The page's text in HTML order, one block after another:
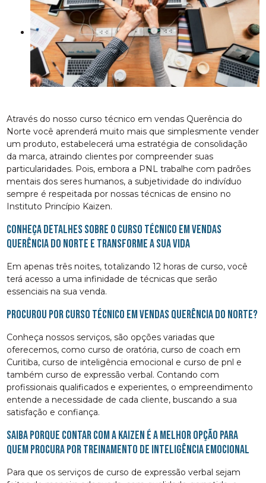
Através do nosso curso técnico em vendas Querência do
Norte você aprenderá muito mais que simplesmente vender
um produto, estabelecerá uma estratégia de consolidação
da marca, atraindo clientes por compreender suas
particularidades. Pois, embora a PNL trabalhe com padrões
mentais dos seres humanos, a subjetividade do indivíduo
sempre é respeitada por nossas técnicas de ensino no
Instituto Princípio Kaizen.
Conheça detalhes sobre o curso técnico em vendas
Querência do Norte e transforme a sua vida
Em apenas três noites, totalizando 12 horas de curso, você
terá acesso a uma infinidade de técnicas que serão
essenciais na sua venda.
Procurou por curso técnico em vendas Querência do Norte?
Conheça nossos serviços, são opções variadas que
oferecemos, como curso de oratória, curso de coach em
Curitiba, curso de inteligência emocional e curso de pnl e
também curso de expressão verbal. Contando com
profissionais qualificados e experientes, o empreendimento
entende a necessidade de cada cliente, buscando a sua
satisfação e confiança.
Saiba porque contar com a Kaizen é a melhor opção para
quem procura por Treinamento de Inteligência Emocional
Para que os serviços de curso de expressão verbal sejam